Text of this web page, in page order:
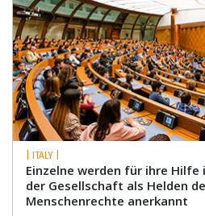
| ITALY |
Einzelne werden für ihre Hilfe
der Gesellschaft als Helden
Menschenrechte anerkannt